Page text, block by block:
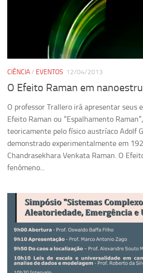
Grupos de Estudo
em Saúde com foco em
(Confluencia)
Grupos de estudo encerrados
Grupos de Pesquisa
Grupo de Pesquisa GPUBLIC –
e Políticas Públicas
Grupos de pesquisa encerrados
Ano Sabático
Daniel Domingues dos Santos
Programas Ano Sabático Encerrados
CIÊNCIA/ EVENTOS 12/04/2013
O Efeito Raman em
O professor Trallero irá apresentar seus
Efeito Raman ou “Espalhamento
teoricamente pelo físico austríaco Adolf
demonstrado experimentalmente em
Chandrasekhara Venkata Raman. O
fenômeno...